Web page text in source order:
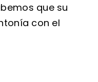
que su
con el